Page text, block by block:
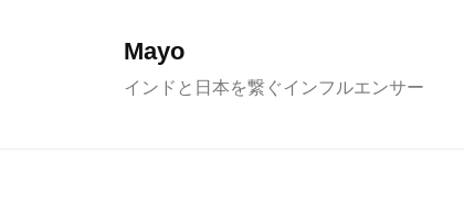
Mayo
インドと日本を繋ぐインフルエンサー